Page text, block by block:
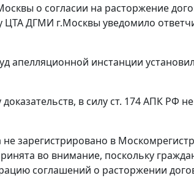
о согласии на расторжение
ЦТА ДГМИ г.Москвы уведомило
апелляционной инстанции
в силу ст. 174АПК РФ не
зарегистрировано в
во внимание, поскольку
соглашений о расторжении